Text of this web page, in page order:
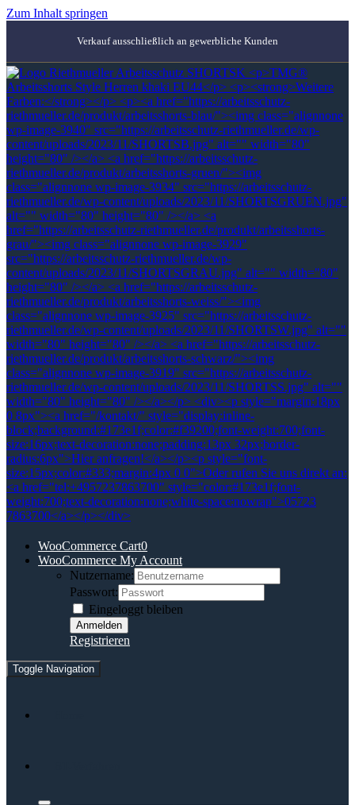
Zum Inhalt springen
Verkauf ausschließlich an gewerbliche Kunden
WooCommerce Cart0
WooCommerce My Account
Nutzername:
Passwort:
Eingeloggt bleiben
Registrieren
Toggle Navigation